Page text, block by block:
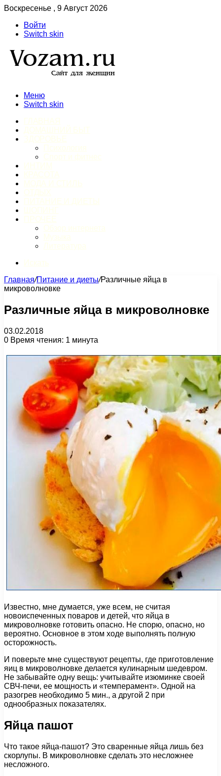
Воскресенье , 9 Август 2026
Войти
Switch skin
Меню
Switch skin
Главная/Питание и диеты/Различные яйца в
микроволновке
Различные яйца в микроволновке
03.02.2018
0 Время чтения: 1 минута
Известно, мне думается, уже всем, не считая
новоиспеченных поваров и детей, что яйца в
микроволновке готовить опасно. Не спорю, опасно, но
вероятно. Основное в этом ходе выполнять полную
осторожность.
И поверьте мне существуют рецепты, где приготовление
яиц в микроволновке делается кулинарным шедевром.
Не забывайте одну вещь: учитывайте изюминке своей
СВЧ-печи, ее мощность и «темперамент». Одной на
разогрев необходимо 5 мин., а другой 2 при
однообразных показателях.
Яйца пашот
Что такое яйца-пашот? Это сваренные яйца лишь без
скорлупы. В микроволновке сделать это несложнее
несложного.